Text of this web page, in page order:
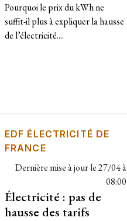
Pourquoi le prix du kWh ne
suffit-il plus à expliquer la hausse
de l’électricité....
EDF ÉLECTRICITÉ DE
FRANCE
Dernière mise à jour le27/04 à
08:00
Électricité : pas de
hausse des tarifs